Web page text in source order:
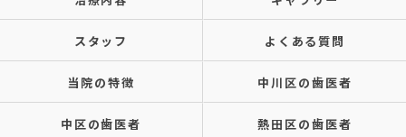
スタッフ よくある質問
当院の特徴 中川区の歯医者
中区の歯医者 熱田区の歯医者